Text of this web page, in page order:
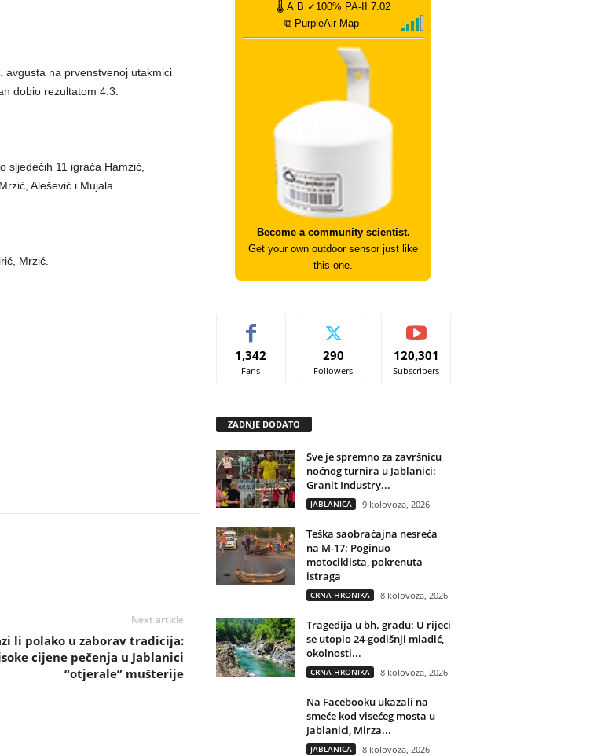
avgusta na prvenstvenoj utakmici
dobio rezultatom 4:3.
sljedečih 11 igrača Hamzić,
Alešević i Mujala.
Mrzić.
Next article
li polako u zaborav tradicija:
cijene pečenja u Jablanici
“otjerale” mušterije
🌡 A B ✓100% PA-II
7.02
⧉ PurpleAir Map
Become a community scientist.
Get your own outdoor sensor just like
this one.
1,342
Fans
290
Followers
120,301
Subscribers
ZADNJE DODATO
Sve je spremno za završnicu
noćnog turnira u Jablanici:
Granit Industry...
JABLANICA 9 kolovoza, 2026
Teška saobraćajna nesreća
na M-17: Poginuo
motociklista, pokrenuta
istraga
CRNA HRONIKA 8 kolovoza, 2026
Tragedija u bh. gradu: U rijeci
se utopio 24-godišnji mladić,
okolnosti...
CRNA HRONIKA 8 kolovoza, 2026
Na Facebooku ukazali na
smeće kod visećeg mosta u
Jablanici, Mirza...
JABLANICA 8 kolovoza, 2026